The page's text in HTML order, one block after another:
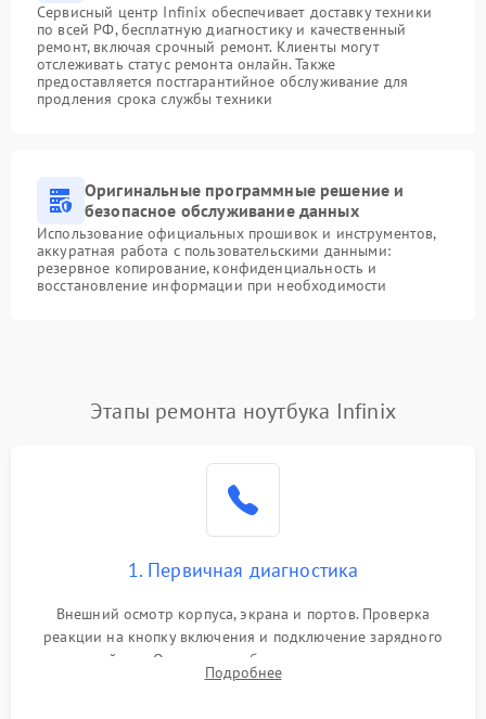
Сервисный центр Infinix обеспечивает доставку техники
по всей РФ, бесплатную диагностику и качественный
ремонт, включая срочный ремонт. Клиенты могут
отслеживать статус ремонта онлайн. Также
предоставляется постгарантийное обслуживание для
продления срока службы техники
Оригинальные программные решение и
безопасное обслуживание данных
Использование официальных прошивок и инструментов,
аккуратная работа с пользовательскими данными:
резервное копирование, конфиденциальность и
восстановление информации при необходимости
Этапы ремонта ноутбука Infinix
1. Первичная диагностика
Внешний осмотр корпуса, экрана и портов. Проверка
реакции на кнопку включения и подключение зарядного
устройства. Оценка потребления тока с помощью
лабораторного блока питания для локализации проблемы.
Подробнее